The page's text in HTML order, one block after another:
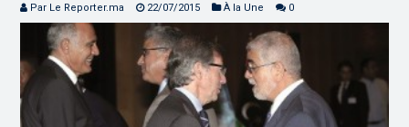
Par Le Reporter.ma 22/07/2015 À la Une 0